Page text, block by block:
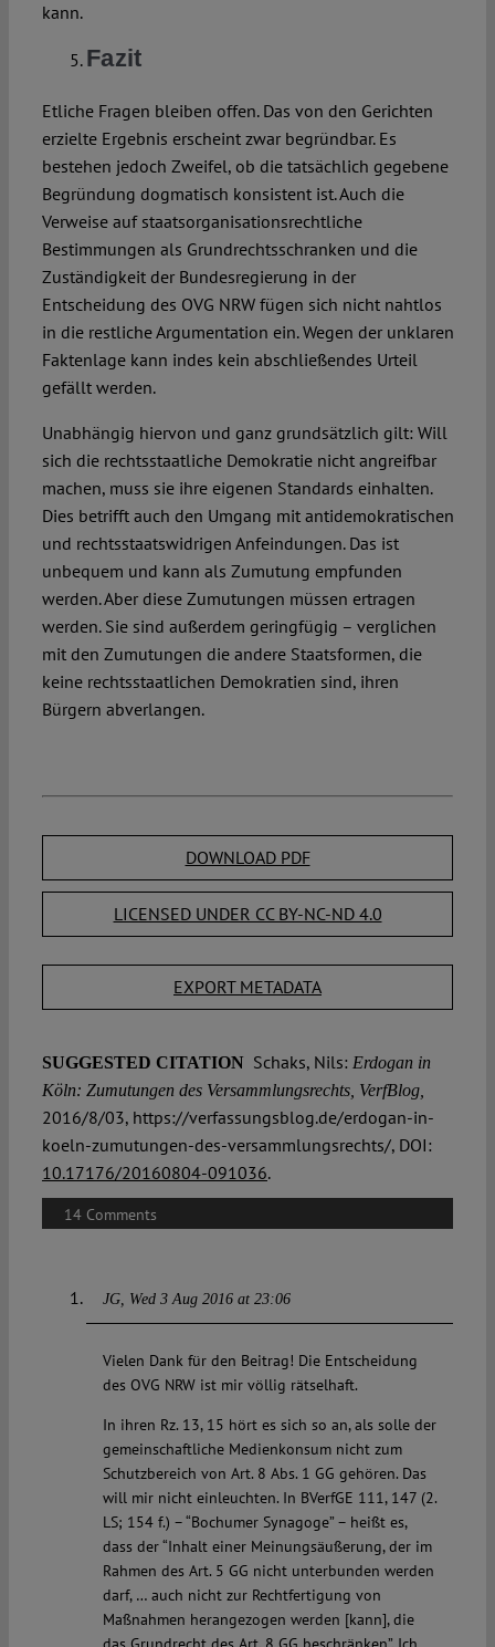
kann.
Fazit
Etliche Fragen bleiben offen. Das von den Gerichten
erzielte Ergebnis erscheint zwar begründbar. Es
bestehen jedoch Zweifel, ob die tatsächlich gegebene
Begründung dogmatisch konsistent ist. Auch die
Verweise auf staatsorganisationsrechtliche
Bestimmungen als Grundrechtsschranken und die
Zuständigkeit der Bundesregierung in der
Entscheidung des OVG NRW fügen sich nicht nahtlos
in die restliche Argumentation ein. Wegen der unklaren
Faktenlage kann indes kein abschließendes Urteil
gefällt werden.
Unabhängig hiervon und ganz grundsätzlich gilt: Will
sich die rechtsstaatliche Demokratie nicht angreifbar
machen, muss sie ihre eigenen Standards einhalten.
Dies betrifft auch den Umgang mit antidemokratischen
und rechtsstaatswidrigen Anfeindungen. Das ist
unbequem und kann als Zumutung empfunden
werden. Aber diese Zumutungen müssen ertragen
werden. Sie sind außerdem geringfügig – verglichen
mit den Zumutungen die andere Staatsformen, die
keine rechtsstaatlichen Demokratien sind, ihren
Bürgern abverlangen.
DOWNLOAD PDF
LICENSED UNDER CC BY-NC-ND 4.0
EXPORT METADATA
SUGGESTED CITATION Schaks, Nils: Erdogan in
Köln: Zumutungen des Versammlungsrechts, VerfBlog,
2016/8/03, https://verfassungsblog.de/erdogan-in-
koeln-zumutungen-des-versammlungsrechts/, DOI:
10.17176/20160804-091036.
14 Comments
JG Wed 3 Aug 2016 at 23:06
Vielen Dank für den Beitrag! Die Entscheidung
des OVG NRW ist mir völlig rätselhaft.
In ihren Rz. 13, 15 hört es sich so an, als solle der
gemeinschaftliche Medienkonsum nicht zum
Schutzbereich von Art. 8 Abs. 1 GG gehören. Das
will mir nicht einleuchten. In BVerfGE 111, 147 (2.
LS; 154 f.) – “Bochumer Synagoge” – heißt es,
dass der “Inhalt einer Meinungsäußerung, der im
Rahmen des Art. 5 GG nicht unterbunden werden
darf, … auch nicht zur Rechtfertigung von
Maßnahmen herangezogen werden [kann], die